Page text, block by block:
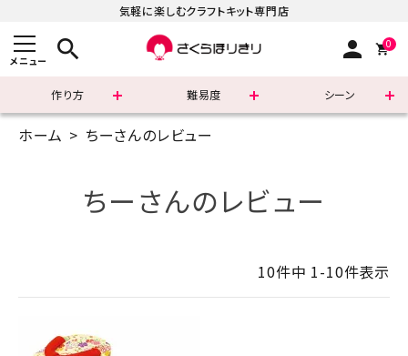
気軽に楽しむクラフトキット専門店
メニュー search person 0
作り方 難易度 シーン
まずはこちら
ホーム ちーさんのレビュー
ちーさんのレビュー
10件中 1-10件表示